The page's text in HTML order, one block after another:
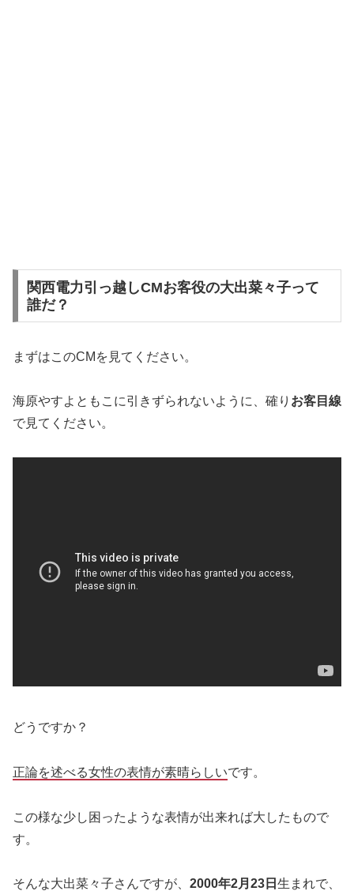
関西電力引っ越しCMお客役の大出菜々子って
誰だ？
まずはこのCMを見てください。
海原やすよともこに引きずられないように、確り お客目線
で見てください。
どうですか？
正論を述べる女性の表情が素晴らしいです。
この様な少し困ったような表情が出来れば大したもので
す。
そんな大出菜々子さんですが、 2000年2月23日 生まれで、